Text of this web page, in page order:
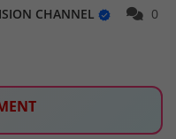
CHANNEL 0